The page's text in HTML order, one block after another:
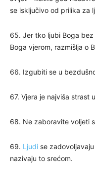
se isključivo od prilika za
65. Jer tko ljubi Boga
Boga vjerom, razmišlja o
66. Izgubiti se u
67. Vjera je najviša strast
68. Ne zaboravite voljeti
69. Ljudi se
nazivaju to srećom.